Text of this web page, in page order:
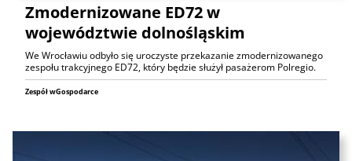
Zmodernizowane ED72 w
województwie dolnośląskim
We Wrocławiu odbyło się uroczyste przekazanie zmodernizowanego
zespołu trakcyjnego ED72, który będzie służył pasażerom Polregio.
Zespół wGospodarce